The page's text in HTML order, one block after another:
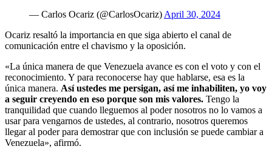
— Carlos Ocariz (@CarlosOcariz) April 30, 2024
Ocariz resaltó la importancia en que siga abierto el canal de
comunicación entre el chavismo y la oposición.
«La única manera de que Venezuela avance es con el voto y con el
reconocimiento. Y para reconocerse hay que hablarse, esa es la
única manera. Así ustedes me persigan, así me inhabiliten, yo voy
a seguir creyendo en eso porque son mis valores. Tengo la
tranquilidad que cuando lleguemos al poder nosotros no lo vamos a
usar para vengarnos de ustedes, al contrario, nosotros queremos
llegar al poder para demostrar que con inclusión se puede cambiar a
Venezuela», afirmó.